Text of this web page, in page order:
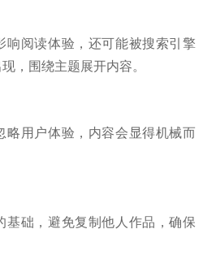
响阅读体验，还可能被搜索引擎
，围绕主题展开内容。
略用户体验，内容会显得机械而
基础，避免复制他人作品，确保